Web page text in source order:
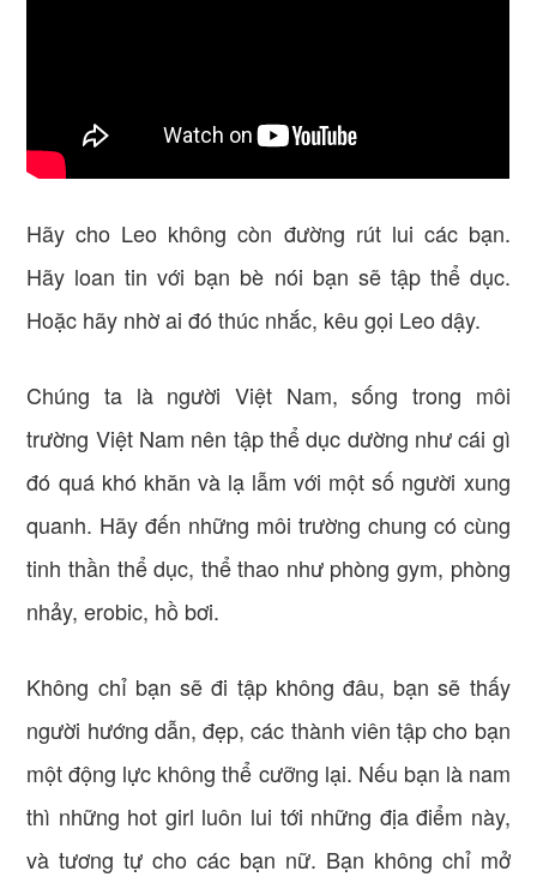
Hãy cho Leo không còn đường rút lui các bạn.
Hãy loan tin với bạn bè nói bạn sẽ tập thể dục.
Hoặc hãy nhờ ai đó thúc nhắc, kêu gọi Leo dậy.
Chúng ta là người Việt Nam, sống trong môi
trường Việt Nam nên tập thể dục dường như cái gì
đó quá khó khăn và lạ lẫm với một số người xung
quanh. Hãy đến những môi trường chung có cùng
tinh thần thể dục, thể thao như phòng gym, phòng
nhảy, erobic, hồ bơi.
Không chỉ bạn sẽ đi tập không đâu, bạn sẽ thấy
người hướng dẫn, đẹp, các thành viên tập cho bạn
một động lực không thể cưỡng lại. Nếu bạn là nam
thì những hot girl luôn lui tới những địa điểm này,
và tương tự cho các bạn nữ. Bạn không chỉ mở